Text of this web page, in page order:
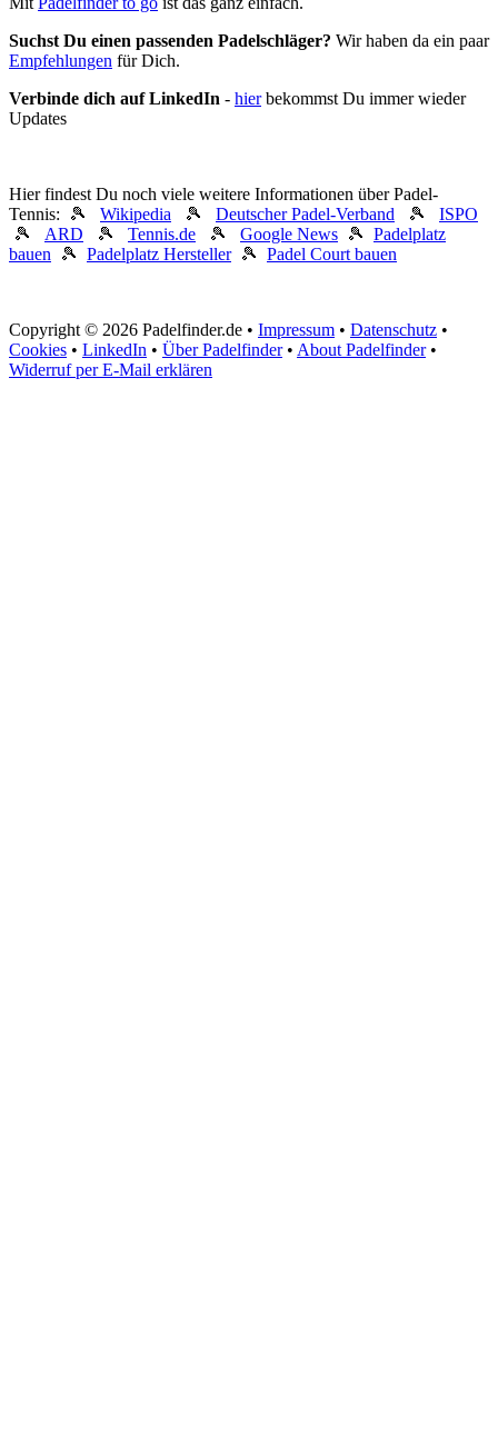
Suchst Du einen passenden Padelschläger? Wir haben da ein paar
Empfehlungen für Dich.
Verbinde dich auf LinkedIn - hierbekommst Du immer wieder
Updates
Hier findest Du noch viele weitere Informationen über Padel-
Tennis: 🎾 Wikipedia 🎾 Deutscher Padel-Verband 🎾 ISPO
🎾 ARD 🎾 Tennis.de 🎾 Google News 🎾 Padelplatz
bauen 🎾 Padelplatz Hersteller🎾 Padel Court bauen
Copyright © 2026 Padelfinder.de • Impressum • Datenschutz •
Cookies • LinkedIn • Über Padelfinder• About Padelfinder•
Widerruf per E-Mail erklären